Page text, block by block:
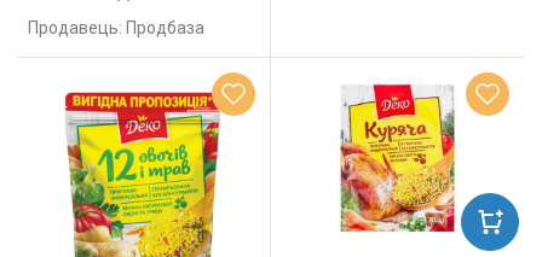
Продавець: Продбаза